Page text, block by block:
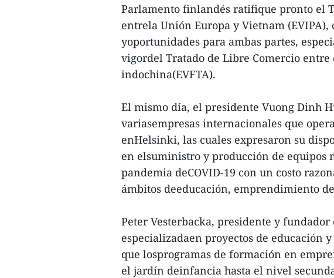
Parlamento finlandés ratifique pronto el
entrela Unión Europa y Vietnam
yoportunidades para ambas partes,
vigordel Tratado de Libre Comercio
indochina(EVFTA).
El mismo día, el presidente Vuong Dinh
variasempresas internacionales que
enHelsinki, las cuales expresaron su
en elsuministro y producción de equipos
pandemia deCOVID-19 con un costo
ámbitos deeducación, emprendimiento
Peter Vesterbacka, presidente y
especializadaen proyectos de educación
que losprogramas de formación en
el jardín deinfancia hasta el nivel